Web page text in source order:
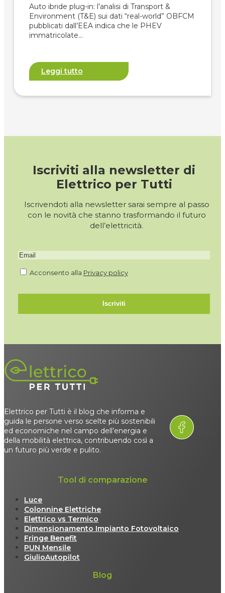
Auto ibride plug-in: l’analisi di Transport &
Environment (T&E) sui dati “real-world” OBFCM
pubblicati dall’EEA indica che le PHEV
immatricolate…
Leggi tutto
Iscriviti alla newsletter di
Elettrico per Tutti
Iscrivendoti alla newsletter sarai sempre al passo
con le novità che stanno trasformando il futuro
dell’elettricità.
Acconsento alla Privacy policy
Iscriviti
Elettrico per Tutti è il blog che informa e
guida le persone verso scelte più sostenibili
ed economiche nel campo dell’energia e
della mobilità elettrica, contribuendo così a
un futuro più verde e pulito.
Tool di comparazione
Luce
Colonnine Elettriche
Elettrico vs Termico
Dimensionamento Impianto Fotovoltaico
Fringe Benefit
PUN Mensile
GiulioAutopilot
Blog